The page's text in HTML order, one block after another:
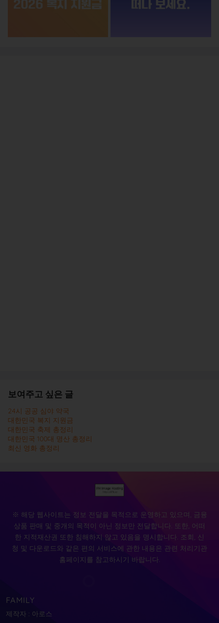
보여주고 싶은 글
24시 공공 심야 약국
대한민국 복지 지원금
대한민국 축제 총정리
대한민국 100대 명산 총정리
최신 영화 총정리
※ 해당 웹사이트는 정보 전달을 목적으로 운영하고 있으며, 금융
상품 판매 및 중개의 목적이 아닌 정보만 전달합니다. 또한, 어떠
한 지적재산권 또한 침해하지 않고 있음을 명시합니다. 조회, 신
청 및 다운로드와 같은 편의 서비스에 관한 내용은 관련 처리기관
홈페이지를 참고하시기 바랍니다.
FAMILY
제작자 : 아로스